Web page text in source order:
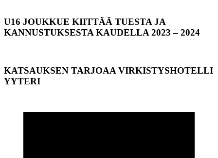
U16 JOUKKUE KIITTÄÄ TUESTA JA
KANNUSTUKSESTA KAUDELLA 2023 – 2024
KATSAUKSEN TARJOAA VIRKISTYSHOTELLI
YYTERI